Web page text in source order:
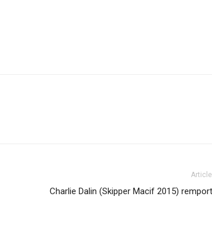
Charlie Dalin (Skipper Macif 2015)